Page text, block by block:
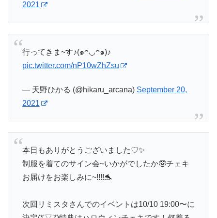
2021
行ってきま~す♪(๑ᴖ◡ᴖ๑)♪
pic.twitter.com/nP10wZhZsu
— 天野ひかる (@hikaru_arcana) September 20,
2021
本日もありがとうございました♡✨
制服を着てのサイン会~いかがでしたか🥸チェキ
お届けをお楽しみに~!!!!🐬
次回リミスタさんでのイベントは10/10 19:00〜に